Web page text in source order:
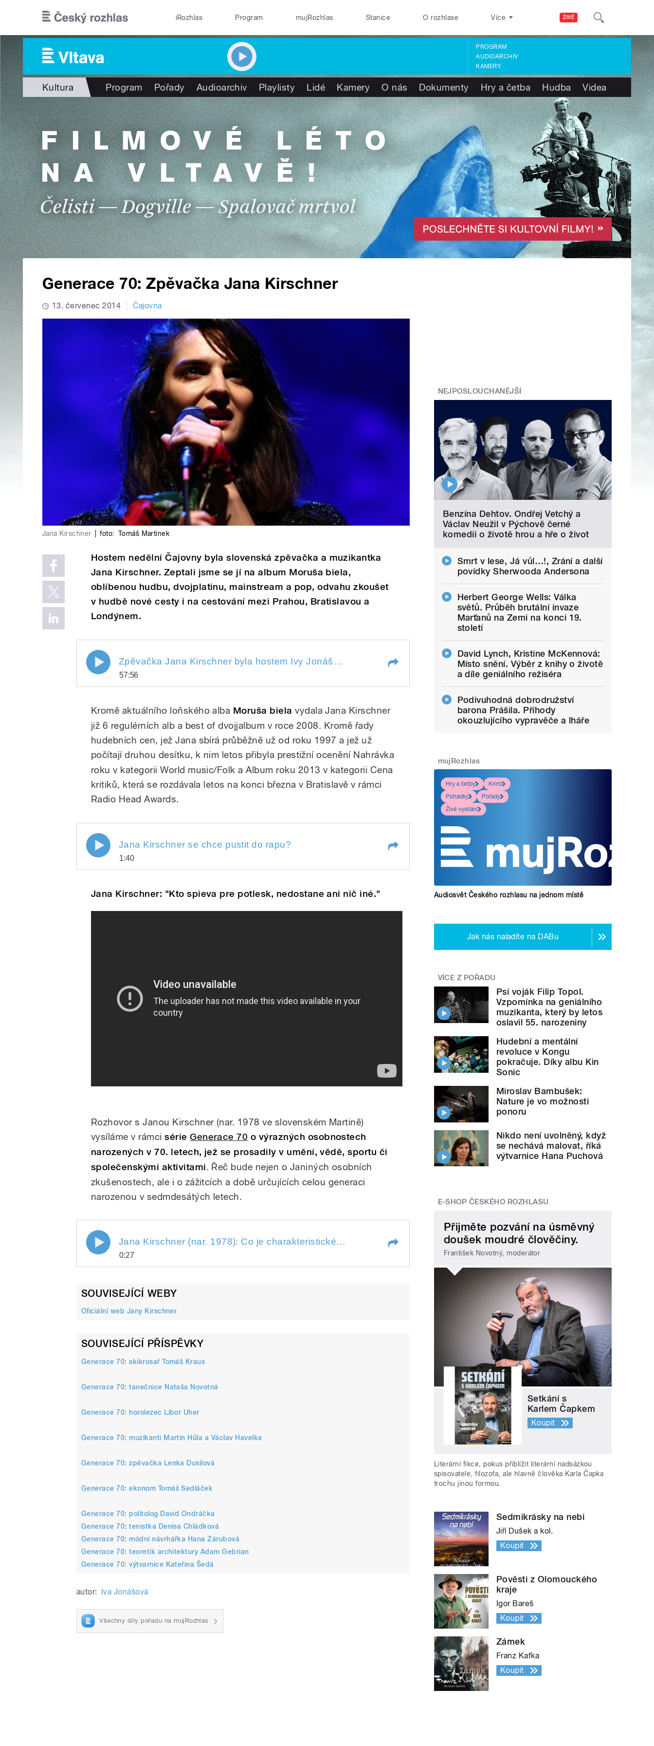
ŽIVĚ
iRozhlas Program mujRozhlas Stanice O rozhlase Více
PROGRAM
AUDIOARCHIV
KAMERY
Kultura Program Pořady Audioarchiv Playlisty Lidé Kamery O nás Dokumenty Hry a četba Hudba Videa
Generace 70: Zpěvačka Jana Kirschner
13. červenec 2014 Čajovna
Jana Kirschner foto: Tomáš Martinek
Hostem nedělní Čajovny byla slovenská zpěvačka a muzikantka
Jana Kirschner. Zeptali jsme se jí na album Moruša biela,
oblíbenou hudbu, dvojplatinu, mainstream a pop, odvahu zkoušet
v hudbě nové cesty i na cestování mezi Prahou, Bratislavou a
Londýnem.
Zpěvačka Jana Kirschner byla hostem Ivy Jonášové. Řeč byla o
albu Moruša biela, oblíbené hudbě, mainstreamu a popu,
Bratislavou a Londýnem, ale i o moruši, klavíru, kamaších,
Jiřáku a generaci 78.
pause
Zpěvačka Jana Kirschner byla hostem Ivy Jonášové. Řeč byla o albu Moruša biela, oblíbené hudbě, mainstreamu a popu, odvaze zkoušet v hudbě nové cesty, cestách mezi Prahou, Bratislavou a Londýnem, ale i o moruši, klavíru, kamaších, Jiřáku a generaci 78.
57:56
odvaze zkoušet v hudbě nové cesty, cestách mezi Prahou,
Bratislavou a Londýnem, ale i o moruši, klavíru, kamaších,
Jiřáku a generaci 78.
Kromě aktuálního loňského alba Moruša biela vydala Jana Kirschner
již 6 regulérních alb a best of dvojjalbum v roce 2008. Kromě řady
hudebních cen, jež Jana sbírá průběžně už od roku 1997 a jež už
počítají druhou desítku, k nim letos přibyla prestižní ocenění Nahrávka
roku v kategorii World music/Folk a Album roku 2013 v kategorii Cena
kritiků, která se rozdávala letos na konci března v Bratislavě v rámci
Radio Head Awards.
Jana Kirschner se chce pustit do rapu?
Jana Kirschner se chce pustit do rapu?
1:40
Jana Kirschner: "Kto spieva pre potlesk, nedostane ani nič iné."
Rozhovor s Janou Kirschner (nar. 1978 ve slovenském Martině)
vysíláme v rámcisérieGenerace 70 o výrazných osobnostech
narozených v 70. letech, jež se prosadily v umění, vědě, sportu či
společenskými aktivitami. Řeč bude nejen o Janiných osobních
zkušenostech, ale i o zážitcích a době určujících celou generaci
narozenou v sedmdesátých letech.
Jana Kirschner (nar. 1978): Co je charakteristické pro ročník
1978
Jana Kirschner (nar. 1978): Co je charakteristické pro ročník 1978
0:27
SOUVISEJÍCÍ WEBY
Oficiální web Jany Kirschner
SOUVISEJÍCÍ PŘÍSPĚVKY
Generace 70: skikrosař Tomáš Kraus
Generace 70: tanečnice Nataša Novotná
Generace 70: horolezec Libor Uher
Generace 70: muzikanti Martin Hůla a Václav Havelka
Generace 70: zpěvačka Lenka Dusilová
Generace 70: ekonom Tomáš Sedláček
Generace 70: politolog David Ondráčka
Generace 70: tenistka Denisa Chládková
Generace 70: módní návrhářka Hana Zárubová
Generace 70: teoretik architektury Adam Gebrian
Generace 70: výtvarnice Kateřina Šedá
autor: Iva Jonášová
Všechny díly pořadu na mujRozhlas
NEJPOSLOUCHANĚJŠÍ
Benzína Dehtov. Ondřej Vetchý a
Václav Neužil v Pýchově černé
komedii o životě hrou a hře o život
Smrt v lese, Já vůl…!, Zrání a další
povídky Sherwooda Andersona
Herbert George Wells: Válka
světů. Průběh brutální invaze
Marťanů na Zemi na konci 19.
století
David Lynch, Kristine McKennová:
Místo snění. Výběr z knihy o životě
a díle geniálního režiséra
Podivuhodná dobrodružství
barona Prášila. Příhody
okouzlujícího vypravěče a lháře
mujRozhlas
Hry a četby
Krimi
Pohádky
Pořady
Živé vysílání
Audiosvět Českého rozhlasu na jednom místě
Jak nás naladíte na DABu
VÍCE Z POŘADU
Psí voják Filip Topol.
Vzpomínka na geniálního
muzikanta, který by letos
oslavil 55. narozeniny
Hudební a mentální
revoluce v Kongu
pokračuje. Díky albu Kin
Sonic
Miroslav Bambušek:
Nature je vo možnosti
ponoru
Nikdo není uvolněný, když
se nechává malovat, říká
výtvarnice Hana Puchová
E-SHOP ČESKÉHO ROZHLASU
Přijměte pozvání na úsměvný
doušek moudré člověčiny.
František Novotný, moderátor
Setkání s
Karlem Čapkem
Koupit
Literární fikce, pokus přiblížit literární nadsázkou
spisovatele, filozofa, ale hlavně člověka Karla Čapka
trochu jinou formou.
Sedmikrásky na nebi
Jiří Dušek a kol.
Koupit
Pověsti z Olomouckého
kraje
Igor Bareš
Koupit
Zámek
Franz Kafka
Koupit